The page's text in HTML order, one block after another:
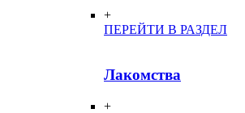
+
ПЕРЕЙТИ В РАЗДЕЛ
Лакомства
+